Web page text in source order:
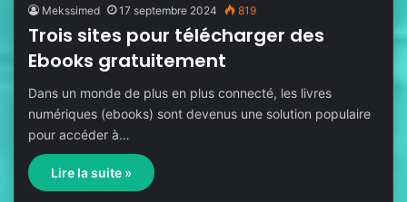
Mekssimed 17 septembre 2024 819
Trois sites pour télécharger des
Ebooks gratuitement
Dans un monde de plus en plus connecté, les livres
numériques (ebooks) sont devenus une solution populaire
pour accéder à…
Lire la suite »